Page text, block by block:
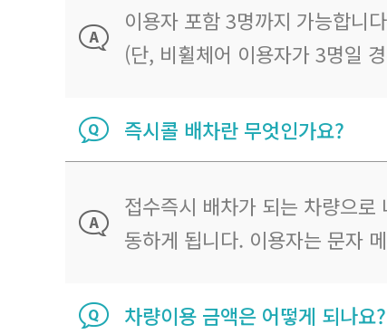
이용자 포함 3명까지 가능합니
(단, 비휠체어 이용자가 3명일
즉시콜 배차란 무엇인가요?
접수즉시 배차가 되는 차량으
동하게 됩니다. 이용자는 문자
차량이용 금액은 어떻게 되나요?